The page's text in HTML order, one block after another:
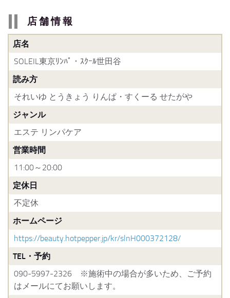
店舗情報
店名
SOLEIL東京ﾘﾝﾊﾟ・ｽｸｰﾙ世田谷
読み方
それいゆ とうきょう りんぱ・すくーる せたがや
ジャンル
エステ リンパケア
営業時間
11:00～20:00
定休日
不定休
ホームページ
https://beauty.hotpepper.jp/kr/slnH000372128/
TEL・予約
090-5997-2326 ※施術中の場合が多いため、ご予約
はメールにてお願いします。